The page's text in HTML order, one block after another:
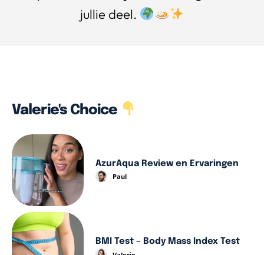
jullie deel.
Valerie's Choice
AzurAqua Review en Ervaringen
Paul
BMI Test – Body Mass Index Test